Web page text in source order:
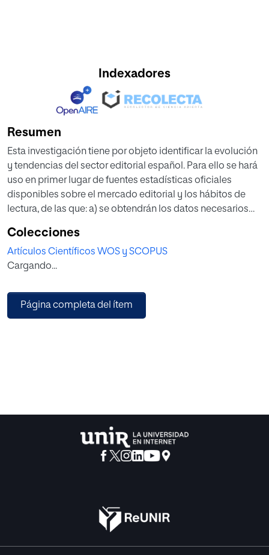
Indexadores
Resumen
Esta investigación tiene por objeto identificar la evolución
y tendencias del sector editorial español. Para ello se hará
uso en primer lugar de fuentes estadísticas oficiales
disponibles sobre el mercado editorial y los hábitos de
lectura, de las que: a) se obtendrán los datos necesarios
de situación que permita determinar si el sector editorial
privado español se adapta adecuadamente a los cambios
del mercado. El trabajo se plantea varias preguntas para el
precio de la venta de ejemplares? b) ¿qué impacto tiene el
mayor o menor número de editoriales privadas sobre la
Colecciones
Artículos Científicos WOS y SCOPUS
Cargando...
Página completa del ítem